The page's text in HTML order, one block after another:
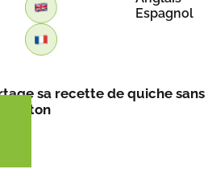
Espagnol
sa recette de quiche sans